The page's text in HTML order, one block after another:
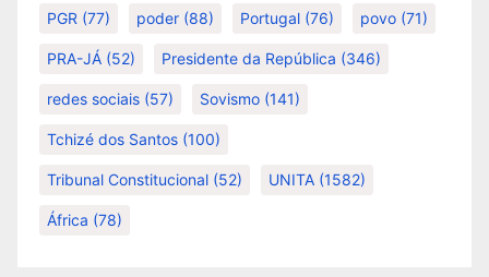
PGR (77) poder (88) Portugal (76) povo (71)
PRA-JÁ (52) Presidente da República (346)
redes sociais (57) Sovismo (141)
Tchizé dos Santos (100)
Tribunal Constitucional (52) UNITA (1582)
África (78)